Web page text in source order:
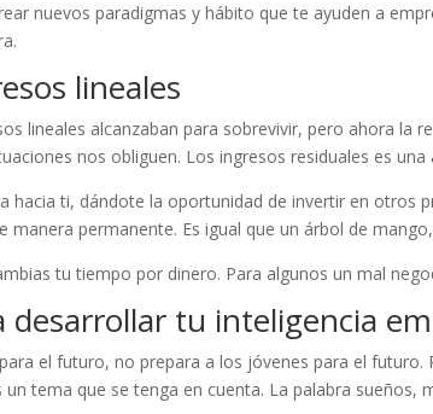
nuevos paradigmas y hábito que te ayuden a
lineales
lineales alcanzaban para sobrevivir, pero ahora la
nos obliguen. Los ingresos residuales es
hacia ti, dándote la oportunidad de invertir en otros
manera permanente. Es igual que un árbol de
tu tiempo por dinero. Para algunos un mal
tu inteligencia
el futuro, no prepara a los jóvenes para el
tema que se tenga en cuenta. La palabra